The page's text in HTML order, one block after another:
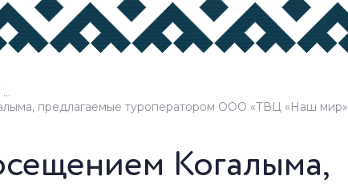
предлагаемые туроператором ООО «ТВЦ «Наш мир»
Когалыма,